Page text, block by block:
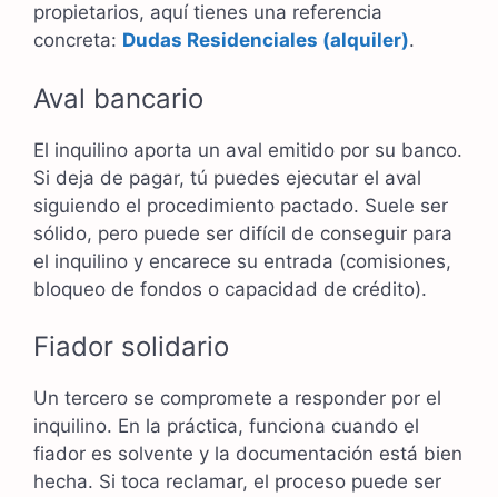
propietarios, aquí tienes una referencia
concreta: Dudas Residenciales (alquiler).
Aval bancario
El inquilino aporta un aval emitido por su banco.
Si deja de pagar, tú puedes ejecutar el aval
siguiendo el procedimiento pactado. Suele ser
sólido, pero puede ser difícil de conseguir para
el inquilino y encarece su entrada (comisiones,
bloqueo de fondos o capacidad de crédito).
Fiador solidario
Un tercero se compromete a responder por el
inquilino. En la práctica, funciona cuando el
fiador es solvente y la documentación está bien
hecha. Si toca reclamar, el proceso puede ser